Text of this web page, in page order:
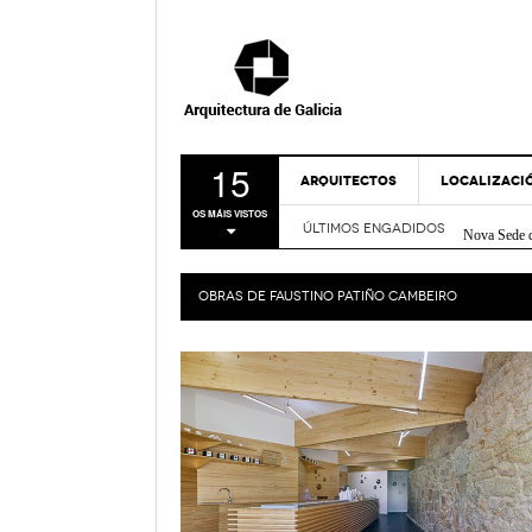
15
OS MÁIS VISTOS
ARQUITECTOS
A CORUÑA
LUGO
OURENSE
MAPA
ÚLTIMOS ENGADIDOS
Centro
Nova Sede
Centro de
Verde-
Bico de
Espazo
OBRAS DE FAUSTINO PATIÑO CAMBEIRO